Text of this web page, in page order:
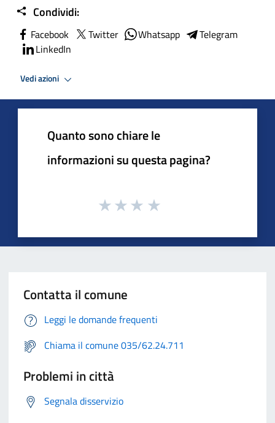
Condividi:
Facebook Twitter Whatsapp
Telegram
LinkedIn
Vedi azioni
Quanto sono chiare le
informazioni su questa pagina?
Contatta il comune
Leggi le domande frequenti
Chiama il comune 035/62.24.711
Problemi in città
Segnala disservizio